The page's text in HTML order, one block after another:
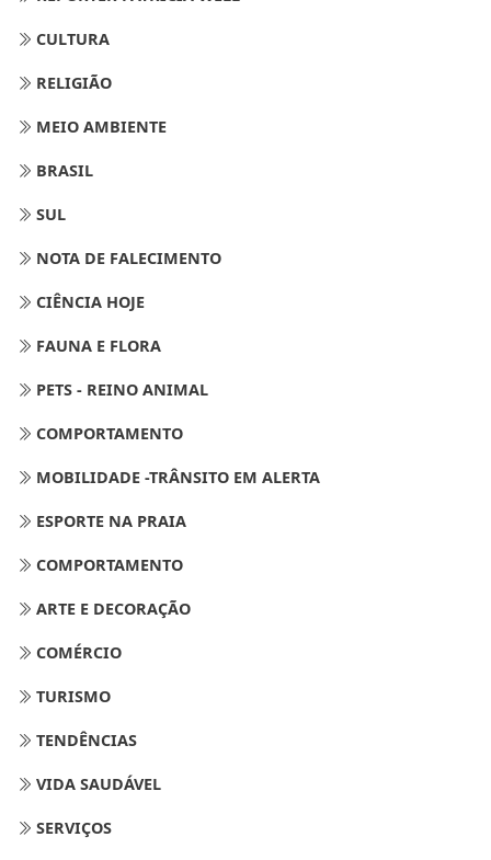
CULTURA
RELIGIÃO
MEIO AMBIENTE
BRASIL
SUL
NOTA DE FALECIMENTO
CIÊNCIA HOJE
FAUNA E FLORA
PETS - REINO ANIMAL
COMPORTAMENTO
MOBILIDADE -TRÂNSITO EM ALERTA
ESPORTE NA PRAIA
COMPORTAMENTO
ARTE E DECORAÇÃO
COMÉRCIO
TURISMO
TENDÊNCIAS
VIDA SAUDÁVEL
SERVIÇOS